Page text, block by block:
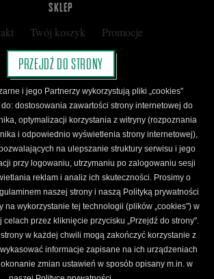
SKLEP
Twój koszyk
Promocje
podarunkową
Nota prawna
Polityka prywatności
Regulamin Klubu Czarnego
Karty Podarunkowej
ŚLEDŹ CZARNE
YouTube Instagram Newsletter
Wszelkie prawa zastrzeżone. Projekt:Fajne Chłopaki,logo
wydawnictwa: Kamil Targosz.
Powered by
PRZEJDŹ DO STRONY
i jego Partnerzy wykorzystują pliki „cookies"
do: dostosowania zawartości strony internetowej do
optymalizacji korzystania z witryny (rozpoznania
i odpowiednio wyświetlenia strony internetowej),
na ulepszanie struktury serwisu i jego
przy logowaniu, utrzymaniu po zalogowaniu sesji
reklam i analiz ich skuteczności. Prosimy o
naszej strony i naszą Polityką prywatności
na wykorzystanie tej technologii (plików „cookies") w
przez kliknięcie przycisku „Przejdź do strony".
w każdej chwili mogą zakończyć korzystanie z
informacje zapisane na ich urządzeniach
zmian ustawień w sposób opisany m.in. w